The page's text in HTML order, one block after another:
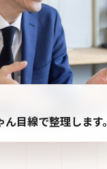
目線で整理します。